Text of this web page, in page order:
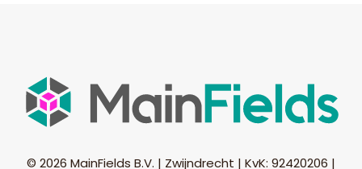
© 2026 MainFields B.V. | Zwijndrecht | KvK: 92420206 |